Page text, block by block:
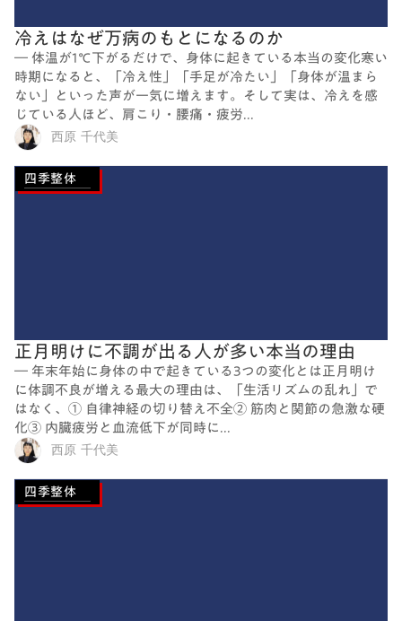
冷えはなぜ万病のもとになるのか
― 体温が1℃下がるだけで、身体に起きている本当の変化寒い
時期になると、「冷え性」「手足が冷たい」「身体が温まら
ない」といった声が一気に増えます。そして実は、冷えを感
じている人ほど、肩こり・腰痛・疲労...
西原 千代美
四季整体
正月明けに不調が出る人が多い本当の理由
― 年末年始に身体の中で起きている3つの変化とは正月明け
に体調不良が増える最大の理由は、「生活リズムの乱れ」で
はなく、① 自律神経の切り替え不全② 筋肉と関節の急激な硬
化③ 内臓疲労と血流低下が同時に...
西原 千代美
四季整体